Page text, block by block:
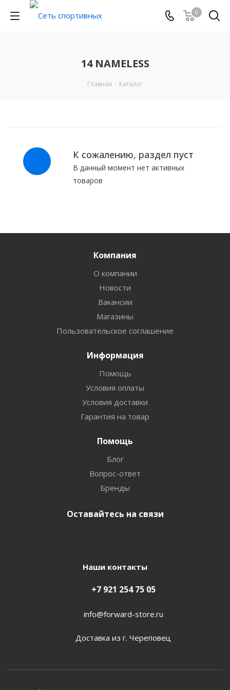
0
14 NAMELESS
Главная - Каталог
К сожалению, раздел пуст
В данный момент нет активных
товаров
Компания
О компании
Новости
Вакансии
Магазины
Пользовательское соглашение
Информация
Помощь
Условия оплаты
Условия доставки
Гарантия на товар
Помощь
Блог
Вопрос-ответ
Бренды
Оставайтесь на связи
Наши контакты
+7 921 254 75 05
info@forward-store.ru
Доставка из г. Череповец